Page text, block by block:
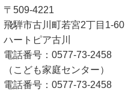
〒509-4221
飛騨市古川町若宮2丁目1-60
ハートピア古川
電話番号：0577-73-2458
（こども家庭センター）
電話番号：0577-73-2458